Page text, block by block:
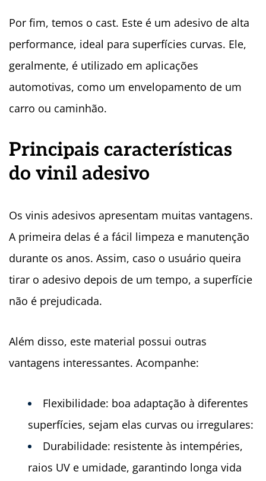
Por fim, temos o cast. Este é um adesivo de alta
performance, ideal para superfícies curvas. Ele,
geralmente, é utilizado em aplicações
automotivas, como um envelopamento de um
carro ou caminhão.
Principais características
do vinil adesivo
Os vinis adesivos apresentam muitas vantagens.
A primeira delas é a fácil limpeza e manutenção
durante os anos. Assim, caso o usuário queira
tirar o adesivo depois de um tempo, a superfície
não é prejudicada.
Além disso, este material possui outras
vantagens interessantes. Acompanhe:
Flexibilidade: boa adaptação à diferentes
superfícies, sejam elas curvas ou irregulares:
Durabilidade: resistente às intempéries,
raios UV e umidade, garantindo longa vida